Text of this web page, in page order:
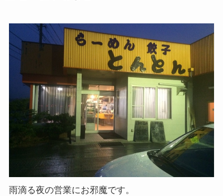
雨滴る夜の営業にお邪魔です。